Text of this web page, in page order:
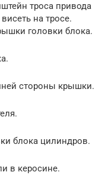
троса привода
на тросе.
головки блока.
стороны крышки.
блока цилиндров.
в керосине.